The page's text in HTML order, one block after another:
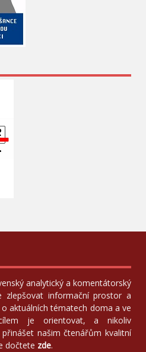
analytický a komentátorský
zlepšovat informační prostor a
aktuálních tématech doma a ve
je orientovat, a nikoliv
našim čtenářům kvalitní
dočtete zde.